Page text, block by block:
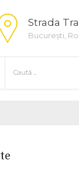
Strada
București,